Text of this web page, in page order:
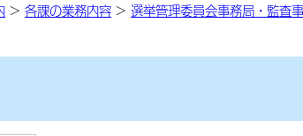
> 各課の業務内容 > 選挙管理委員会事務局・監査